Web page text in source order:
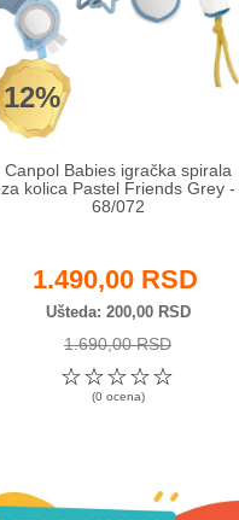
12%
Canpol Babies igračka spirala
za kolica Pastel Friends Grey -
68/072
1.490,00 RSD
Ušteda 200,00 RSD
1.690,00 RSD
☆
☆
☆
☆
☆
(0 ocena)